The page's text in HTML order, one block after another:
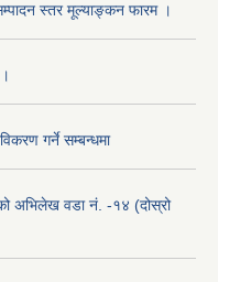
सम्पादन स्तर मूल्याङ्कन फारम ।
गर्ने सम्बन्धमा
अभिलेख वडा नं. -१४ (दोस्रो